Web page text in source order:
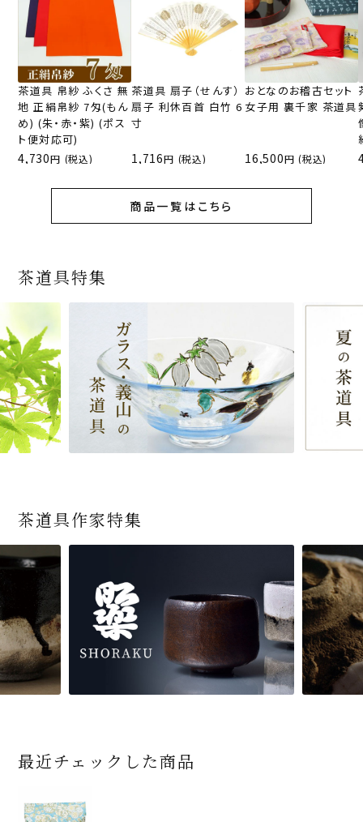
茶道具 帛紗 ふくさ 無
地 正絹帛紗 7匁(もん
め) (朱・赤・紫) (ポス
ト便対応可)
4,730 (税込)
茶道具 扇子（せんす）
扇子 利休百首 白竹 6
寸
1,716 (税込)
おとなのお稽古セット
女子用 裏千家 茶道具
16,500 (税込)
商品一覧はこちら
茶道具特集
茶道具作家特集
最近チェックした商品